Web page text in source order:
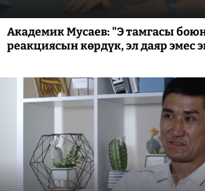
Академик Мусаев: "Э тамгасы
реакциясын көрдүк, эл даяр эмес